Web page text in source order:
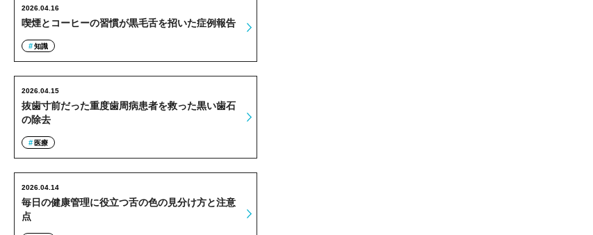
喫煙とコーヒーの習慣が黒毛舌を招いた症例報告
2026.04.16
知識
抜歯寸前だった重度歯周病患者を救った黒い歯石
の除去
2026.04.15
医療
毎日の健康管理に役立つ舌の色の見分け方と注意
点
2026.04.14